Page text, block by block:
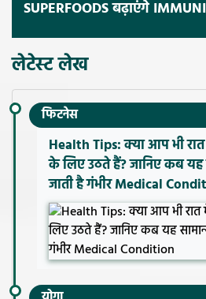
SUPERFOODS बढ़ाएंगे
लेटेस्ट लेख
फिटनेस
Health Tips: क्या आप भी
के लिए उठते हैं? जानिए कब
जाती है गंभीर Medical